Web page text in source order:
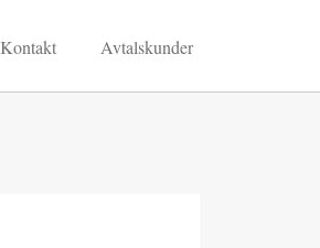
Kontakt Avtalskunder